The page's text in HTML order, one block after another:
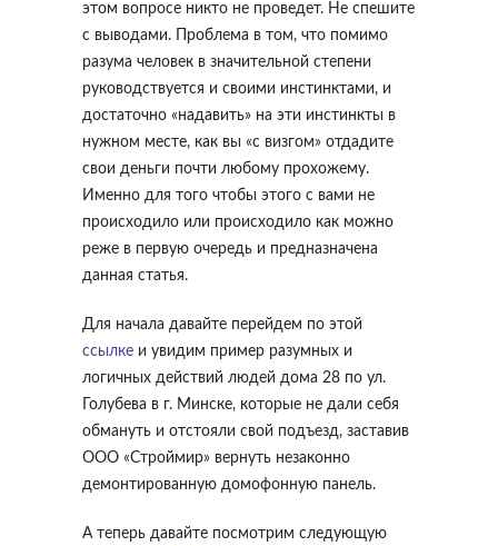
этом вопросе никто не проведет. Не спешите
с выводами. Проблема в том, что помимо
разума человек в значительной степени
руководствуется и своими инстинктами, и
достаточно «надавить» на эти инстинкты в
нужном месте, как вы «с визгом» отдадите
свои деньги почти любому прохожему.
Именно для того чтобы этого с вами не
происходило или происходило как можно
реже в первую очередь и предназначена
данная статья.
Для начала давайте перейдем по этой
ссылке и увидим пример разумных и
логичных действий людей дома 28 по ул.
Голубева в г. Минске, которые не дали себя
обмануть и отстояли свой подъезд, заставив
ООО «Строймир» вернуть незаконно
демонтированную домофонную панель.
А теперь давайте посмотрим следующую